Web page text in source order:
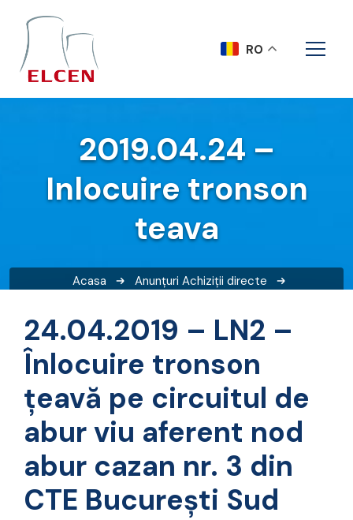
2019.04.24 –
Inlocuire tronson
teava
Acasa Anunțuri Achiziții directe
24.04.2019 – LN2 –
Înlocuire tronson
țeavă pe circuitul de
abur viu aferent nod
abur cazan nr. 3 din
CTE București Sud
RO